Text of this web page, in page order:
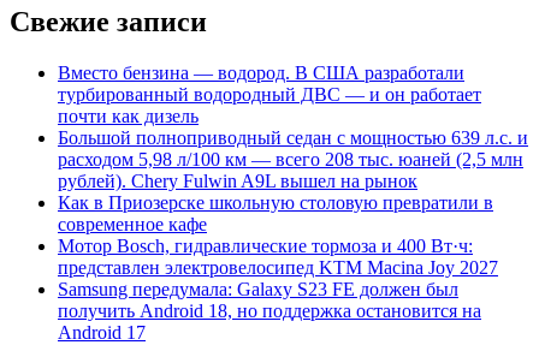
Свежие записи
Вместо бензина — водород. В США разработали
турбированный водородный ДВС — и он работает
почти как дизель
Большой полноприводный седан с мощностью 639 л.с. и
расходом 5,98 л/100 км — всего 208 тыс. юаней (2,5 млн
рублей). Chery Fulwin A9L вышел на рынок
Как в Приозерске школьную столовую превратили в
современное кафе
Мотор Bosch, гидравлические тормоза и 400 Вт·ч:
представлен электровелосипед KTM Macina Joy 2027
Samsung передумала: Galaxy S23 FE должен был
получить Android 18, но поддержка остановится на
Android 17